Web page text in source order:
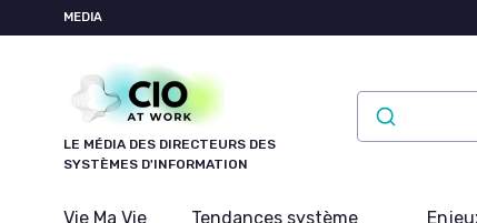
MEDIA
LE MÉDIA DES DIRECTEURS DES
SYSTÈMES D'INFORMATION
Vie Ma Vie
Tendances système
Panneau de gestion des cookies